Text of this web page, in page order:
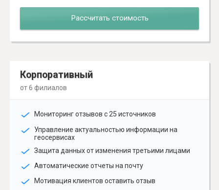
Рассчитать стоимость
Корпоративный
от 6 филиалов
Мониторинг отзывов с 25 источников
Управление актуальностью информации на
геосервисах
Защита данных от изменения третьими лицами
Автоматические отчеты на почту
Мотивация клиентов оставить отзыв